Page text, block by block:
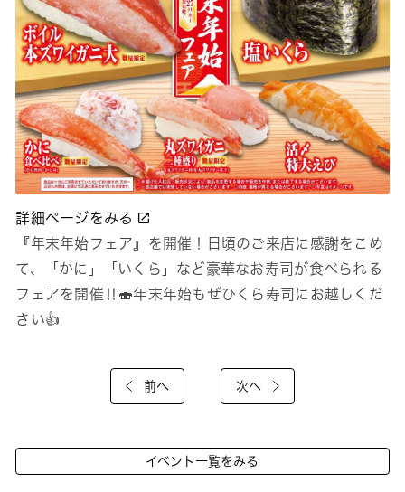
詳細ページをみる
『年末年始フェア』を開催！日頃のご来店に感謝をこめ
て、「かに」「いくら」など豪華なお寿司が食べられる
フェアを開催‼🍣年末年始もぜひくら寿司にお越しくだ
さい👍
前へ 次へ
イベント一覧をみる